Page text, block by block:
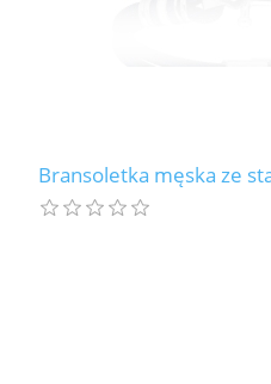
Bransoletka męska ze